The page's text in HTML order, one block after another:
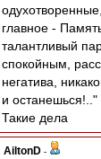
главное -
талантливый
спокойным,
негатива,
и останешься!.."
Такие дела
AiltonD -